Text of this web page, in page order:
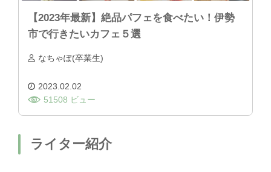
【2023年最新】絶品パフェを食べたい！伊勢
市で行きたいカフェ５選
なちゃぽ(卒業生)
2023.02.02
51508 ビュー
ライター紹介